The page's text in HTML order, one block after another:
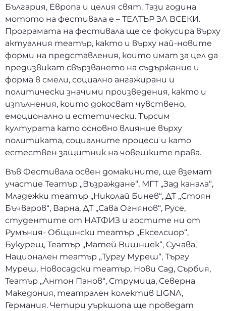
България, Европа и целия свят. Тази година
мотото на фестивала е – ТЕАТЪР ЗА ВСЕКИ.
Програмата на фестивала ще се фокусира върху
актуалния театър, както и върху най-новите
форми на представления, които имат за цел да
предизвикат свързването на съдържание и
форма в смели, социално ангажирани и
политически значими произведения, както и
изпълнения, които докосват чувствено,
емоционално и естетически. Търсим
културата като основно влияние върху
политиката, социалните процеси и като
естествен защитник на човешките права.
Във Фестивала освен домакините, ще вземат
участие Театър „Възраждане“, МГТ „Зад канала“,
Младежки театър „Николай Бинев“, ДТ „Стоян
Бъчваров“, Варна, ДТ „Сава Огнянов“, Русе,
студентите от НАТФИЗ и гостите ни от
Румъния- Общински театър „Екселсиор“,
Букурещ, Театър „Матей Вишниек“, Сучава,
Национален театър „Тургу Муреш“, Търгу
Муреш, Новосадски театър, Нови Сад, Сърбия,
Театър „Антон Панов“, Струмица, Северна
Македония, театрален колектив LIGNA,
Германия. Четири уъркшопа ще проведат